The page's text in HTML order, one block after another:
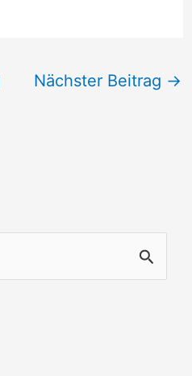
Nächster Beitrag →